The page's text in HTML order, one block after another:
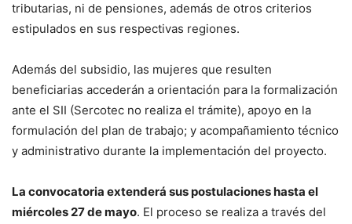
tributarias, ni de pensiones, además de otros criterios
estipulados en sus respectivas regiones.
Además del subsidio, las mujeres que resulten
beneficiarias accederán a orientación para la formalización
ante el SII (Sercotec no realiza el trámite), apoyo en la
formulación del plan de trabajo; y acompañamiento técnico
y administrativo durante la implementación del proyecto.
La convocatoria extenderá sus postulaciones hasta el
miércoles 27 de mayo. El proceso se realiza a través del